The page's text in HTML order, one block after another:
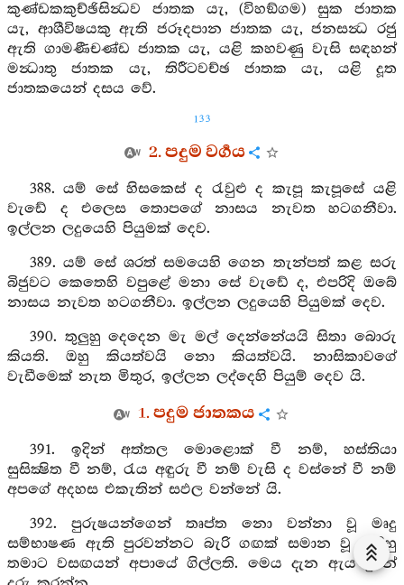
කුණ්ඩකකුච්ඡිසින්‍ධව ජාතක යැ, (විහඞ්ගම) සුක ජාතක
යැ, ආශීවිෂයකු ඇති ජරූදපාන ජාතක යැ, ජනසන්‍ධ රජු
ඇති ගාමණීචණ්ඩ ජාතක යැ, යළි කහවණු වැසි සඳහන්
මන්‍ධාතු ජාතක යැ, තිරීටවච්ඡ ජාතක යැ, යළි දූත
ජාතකයෙන් දසය වේ.
133
2. පදුම වර්‍ගය
388. යම් සේ හිසකෙස් ද රැවුළු ද කැපූ කැපූසේ යළි
වැඩේ ද එලෙස තොපගේ නාසය නැවත හටගනීවා.
ඉල්ලන ලදුයෙහි පියුමක් දෙව.
389. යම් සේ ශරත් සමයෙහි ගෙන තැන්පත් කළ සරු
බිජුවට කෙතෙහි වපුළේ මනා සේ වැඩේ ද, එපරිදි ඔබේ
නාසය නැවත හටගනීවා. ඉල්ලන ලදුයෙහි පියුමක් දෙව.
390. තුලුහු දෙදෙන මැ මල් දෙන්නේයයි සිතා බොරු
කියති. ඔහු කියත්වයි නො කියත්වයි. නාසිකාවගේ
වැඩීමෙක් නැත මිතුර, ඉල්ලන ලද්දෙහි පියුම් දෙව යි.
1. පදුම ජාතකය
391. ඉදින් අත්තල මොළොක් වී නම්, හස්තියා
සුසික්‍ෂිත වී නම්, රැය අඳුරු වී නම් වැසි ද වස්නේ වී නම්
අපගේ අදහස එකැතින් සඵල වන්නේ යි.
392. පුරුෂයන්ගෙන් තෘප්ත නො වන්නා වූ මෘදු
සම්භාෂණ ඇති පුරවන්නට බැරි ගඟක් සමාන වූ ස්ත්‍රීහු
තමාට වසඟයන් අපායේ ගිල්ලති. මෙය දැන ඇය දුරින්